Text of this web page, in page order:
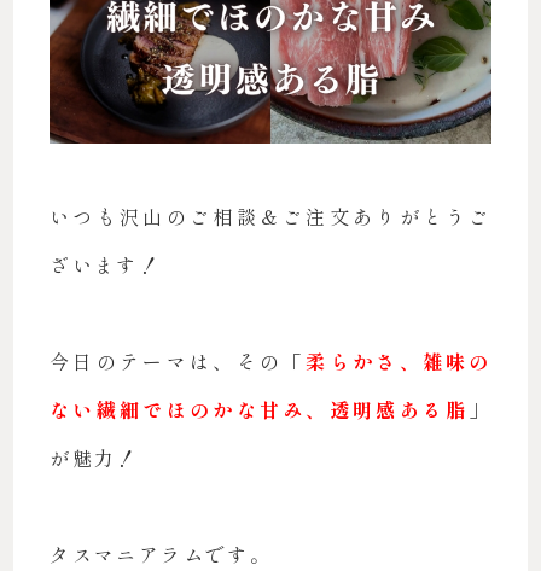
いつも沢山のご相談＆ご注文ありがとうご
ざいます！
今日のテーマは、その「 柔らかさ、雑味の
ない繊細でほのかな甘み、透明感ある脂 」
が魅力！
タスマニアラムです。